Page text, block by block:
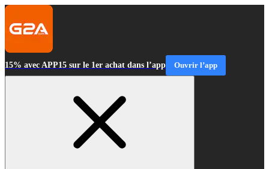
15% avec APP15 sur le 1er achat dans l’app Ouvrir l’app